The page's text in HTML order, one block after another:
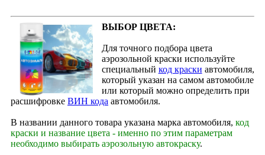
ВЫБОР ЦВЕТА:
Для точного подбора цвета
аэрозольной краски используйте
специальный код краски автомобиля,
который указан на самом автомобиле
или который можно определить при
расшифровке ВИН кода автомобиля.
В названии данного товара указана марка автомобиля, код
краски и название цвета - именно по этим параметрам
необходимо выбирать аэрозольную автокраску.